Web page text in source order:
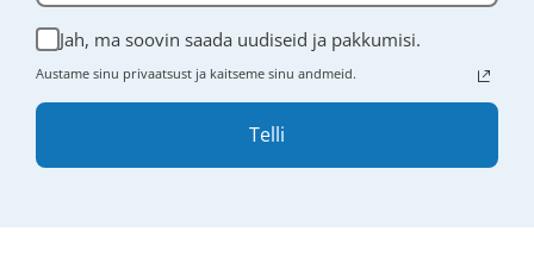
Jah, ma soovin saada uudiseid ja pakkumisi.
Austame sinu privaatsust ja kaitseme sinu andmeid.
Telli